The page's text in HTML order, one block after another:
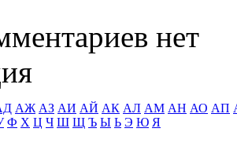
нет
АЖ АЗ АИ АЙ АК АЛ АМ АН АО АП
Ф Х Ц Ч Ш Щ Ъ Ы Ь Э Ю Я